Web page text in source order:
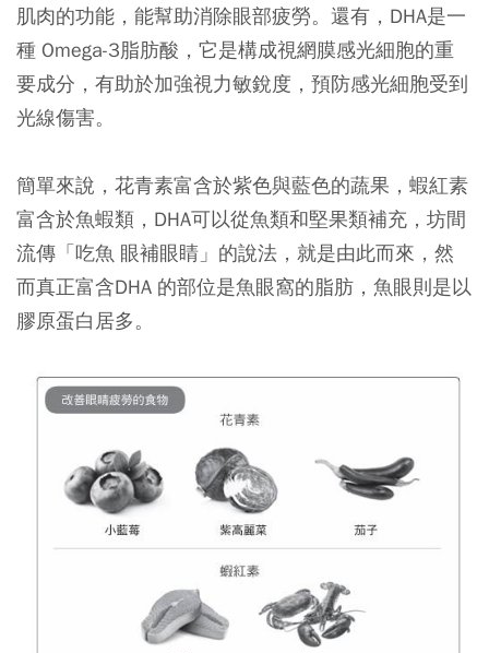
肌肉的功能，能幫助消除眼部疲勞。還有，DHA是一
種 Omega-3脂肪酸，它是構成視網膜感光細胞的重
要成分，有助於加強視力敏銳度，預防感光細胞受到
光線傷害。
簡單來說，花青素富含於紫色與藍色的蔬果，蝦紅素
富含於魚蝦類，DHA可以從魚類和堅果類補充，坊間
流傳「吃魚 眼補眼睛」的說法，就是由此而來，然
而真正富含DHA 的部位是魚眼窩的脂肪，魚眼則是以
膠原蛋白居多。